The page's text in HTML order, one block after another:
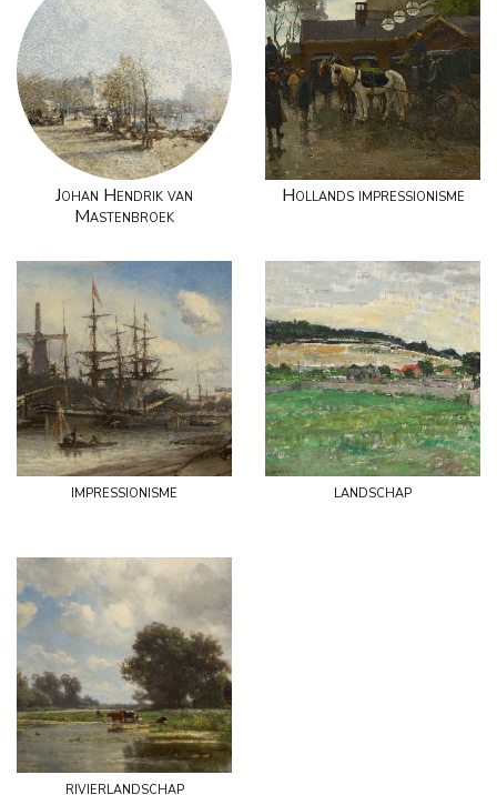
Johan Hendrik van
Mastenbroek
Hollands impressionisme
impressionisme landschap
rivierlandschap